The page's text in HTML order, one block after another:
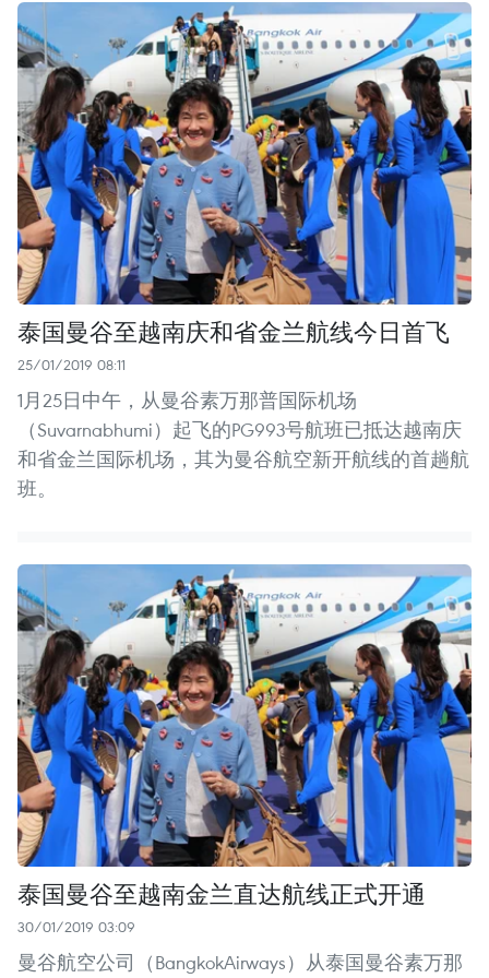
泰国曼谷至越南庆和省金兰航线今日首飞
25/01/2019 08:11
1月25日中午，从曼谷素万那普国际机场
（Suvarnabhumi）起飞的PG993号航班已抵达越南庆
和省金兰国际机场，其为曼谷航空新开航线的首趟航
班。
泰国曼谷至越南金兰直达航线正式开通
30/01/2019 03:09
曼谷航空公司（BangkokAirways）从泰国曼谷素万那